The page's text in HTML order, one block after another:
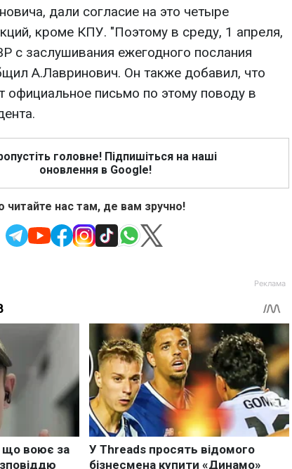
дали согласие на это четыре
кроме КПУ. "Поэтому в среду, 1 апреля,
с заслушивания ежегодного послания
А.Лавринович. Он также добавил, что
официальное письмо по этому поводу в
головне! Підпишіться на наші
оновлення в Google!
читайте нас там, де вам зручно!